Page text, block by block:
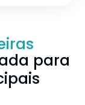
para